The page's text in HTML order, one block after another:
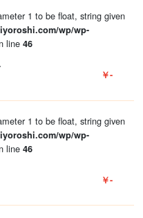
1 to be float, string given
wp/wp-
line 46
￥-
1 to be float, string given
wp/wp-
line 46
￥-